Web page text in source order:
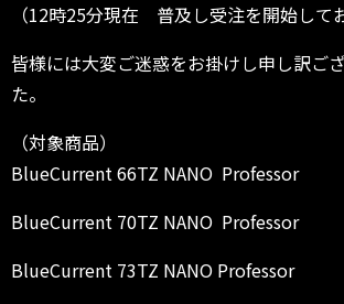
（12時25分現在 普及し受注を開始して
皆様には大変ご迷惑をお掛けし申し訳ご
た。
（対象商品）
BlueCurrent 66TZ NANO Professor
BlueCurrent 70TZ NANO Professor
BlueCurrent 73TZ NANO Professor